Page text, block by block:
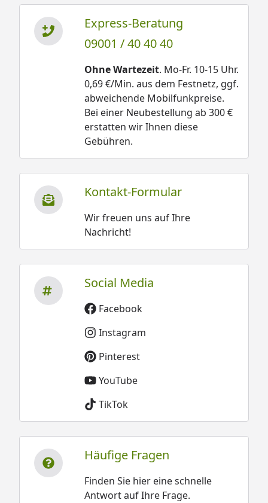
Express-Beratung
09001 / 40 40 40
Ohne Wartezeit. Mo-Fr. 10-15 Uhr.
0,69 €/Min. aus dem Festnetz, ggf.
abweichende Mobilfunkpreise.
Bei einer Neubestellung ab 300 €
erstatten wir Ihnen diese
Gebühren.
Kontakt-Formular
Wir freuen uns auf Ihre
Nachricht!
Social Media
Facebook
Instagram
Pinterest
YouTube
TikTok
Häufige Fragen
Finden Sie hier eine schnelle
Antwort auf Ihre Frage.